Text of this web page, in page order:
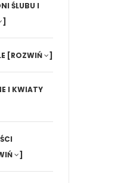
ŚLUBU I
]
[ROZWIŃ ]
I KWIATY
]